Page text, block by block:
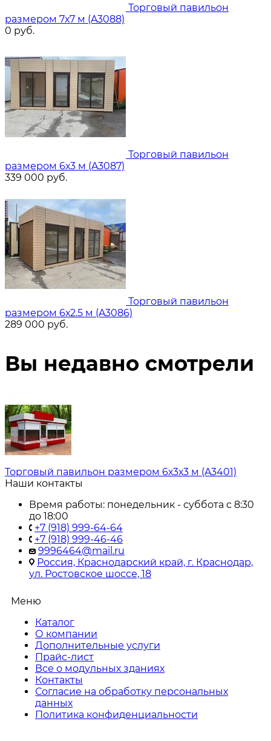
Торговый павильон
размером 7х7 м (A3088)
0 руб.
Торговый павильон
размером 6х3 м (A3087)
339 000 руб.
Торговый павильон
размером 6х2.5 м (A3086)
289 000 руб.
Вы недавно смотрели
Торговый павильон размером 6х3х3 м (A3401)
Наши контакты
Время работы: понедельник - суббота с 8:30
до 18:00
+7 (918) 999-64-64
+7 (918) 999-46-46
9996464@mail.ru
Россия, Краснодарский край, г. Краснодар,
ул. Ростовское шоссе, 18
Меню
Каталог
О компании
Дополнительные услуги
Прайс-лист
Все о модульных зданиях
Контакты
Согласие на обработку персональных
данных
Политика конфиденциальности